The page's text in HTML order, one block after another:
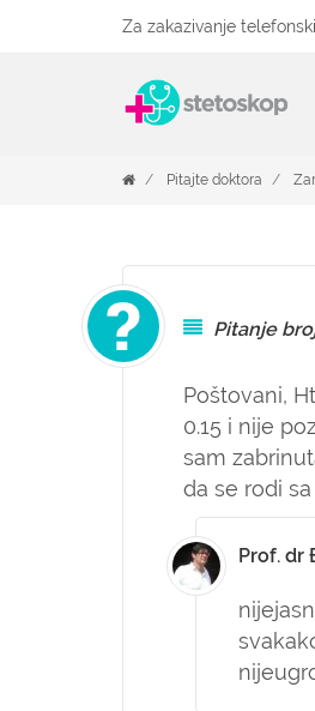
Za zakazivanje
Pitajte doktora
Pitanje
Poštovani,
0.15 i nije
sam
da se rodi
Prof. dr